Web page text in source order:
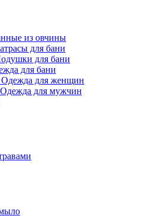
из овчины
для бани
для бани
для бани
Одежда для женщин
Одежда для мужчин